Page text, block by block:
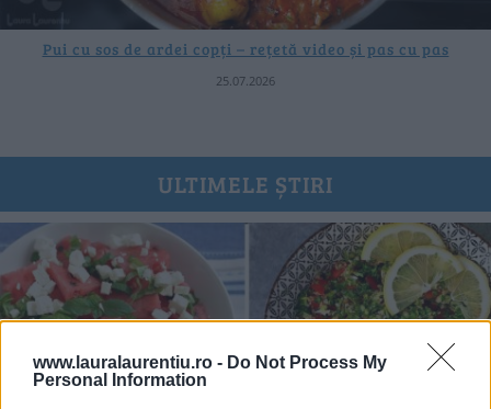
www.lauralaurentiu.ro - Do Not Process My
Personal Information
Pui cu sos de ardei copți – rețetă video și pas cu pas
25.07.2026
ULTIMELE ȘTIRI